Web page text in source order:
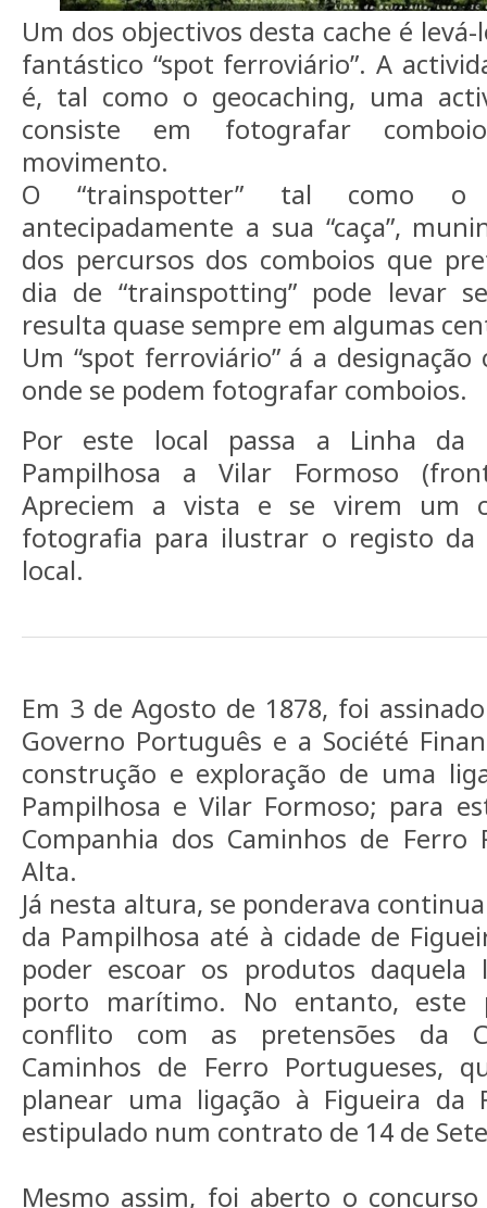
Um dos objectivos desta cache é
fantástico “spot ferroviário”. A
é, tal como o geocaching, uma
consiste em fotografar
movimento.
O “trainspotter” tal como o
antecipadamente a sua “caça”,
dos percursos dos comboios que
dia de “trainspotting” pode levar
resulta quase sempre em algumas
Um “spot ferroviário” á a
onde se podem fotografar comboios.
Por este local passa a Linha da
Pampilhosa a Vilar Formoso
Apreciem a vista e se virem um
fotografia para ilustrar o registo da
local.
Em 3 de Agosto de 1878, foi
Governo Português e a Société
construção e exploração de uma
Pampilhosa e Vilar Formoso; para
Companhia dos Caminhos de Ferro
Alta.
Já nesta altura, se ponderava
da Pampilhosa até à cidade de
poder escoar os produtos
porto marítimo. No entanto, este
conflito com as pretensões da
Caminhos de Ferro Portugueses,
planear uma ligação à Figueira da
estipulado num contrato de 14 de
Mesmo assim, foi aberto o